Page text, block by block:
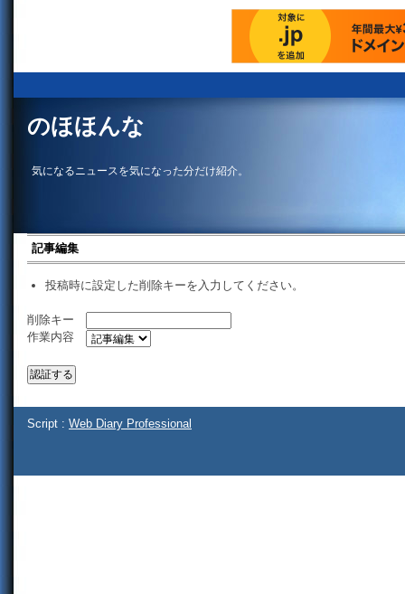
のほほんな
気になるニュースを気になった分だけ紹介。
記事編集
投稿時に設定した削除キーを入力してください。
削除キー
作業内容
Script : Web Diary Professional